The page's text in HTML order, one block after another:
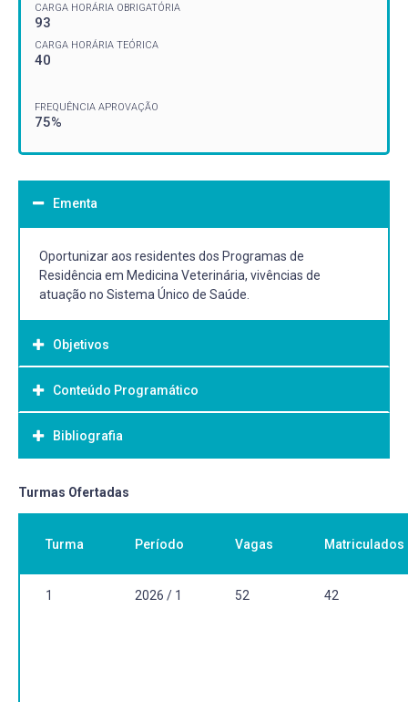
CARGA HORÁRIA OBRIGATÓRIA
93
CARGA HORÁRIA TEÓRICA
40
FREQUÊNCIA APROVAÇÃO
75%
Ementa
Oportunizar aos residentes dos Programas de
Residência em Medicina Veterinária, vivências de
atuação no Sistema Único de Saúde.
Objetivos
Objetivo Geral:
Oportunizar aos residentes dos Programas de Residência
em Medicina Veterinária, vivências de atuação no
Conteúdo Programático
Bibliografia
Bibliografia Básica:
Organização Mundial de Saúde. The Veterinary
Contribution to Public Health Practice. Ministério da
Saúde. Caderno de Atenção Básica. Núcleo de Apoio a
Saúde da Família. Ministério da Saúde. Caderno de
Atenção Básica. Diretrizes do NASF. Fundação Nacional de
Turmas Ofertadas
Turma Período Vagas Matriculados
1 2026 / 1 52 42